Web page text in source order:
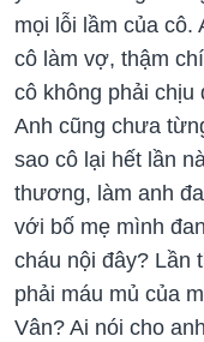
mọi lỗi lầm của cô.
cô làm vợ, thậm
cô không phải
Anh cũng chưa
sao cô lại hết lần
thương, làm anh
với bố mẹ mình
cháu nội đây? Lần
phải máu mủ của
Vân? Ai nói cho